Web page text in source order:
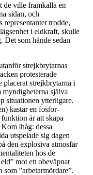
de ville framkalla en
sidan, och
representanter trodde,
i eldkraft, skulle
Det som hände sedan
strejkbrytarnas
protesterade
placerat strejkbrytarna i
själva
situationen ytterligare.
kastar en fosfor-
är att skapa
ihåg: dessa
utspelade sig dagen
den explosiva atmosfär
hos de
mot ett obeväpnat
”arbetarmördare”.